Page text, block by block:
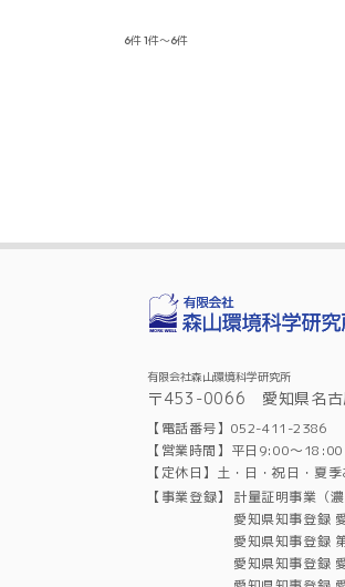
6件1件～6件
有限会社森山環境科学研究所
〒453-0066 愛知県名古
【電話番号】052-411-2386
【営業時間】平日9:00～18:00
【定休日】土・日・祝日・夏
【事業登録】
計量証明事業（
愛知県知事登録
愛知県知事登録
愛知県知事登録